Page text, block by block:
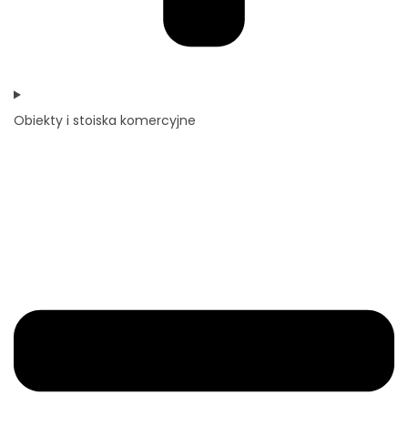
Obiekty i stoiska komercyjne